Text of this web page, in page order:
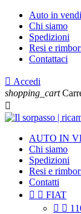
Auto in
Chi siamo
Spedizioni
Resi e
Contattaci
 Accedi
shopping_cart

AUTO IN
Chi siamo
Spedizioni
Resi e
Contatti
  FIAT
 